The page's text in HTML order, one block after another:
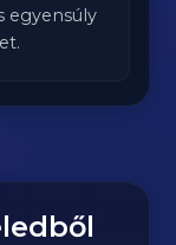
egyensúly